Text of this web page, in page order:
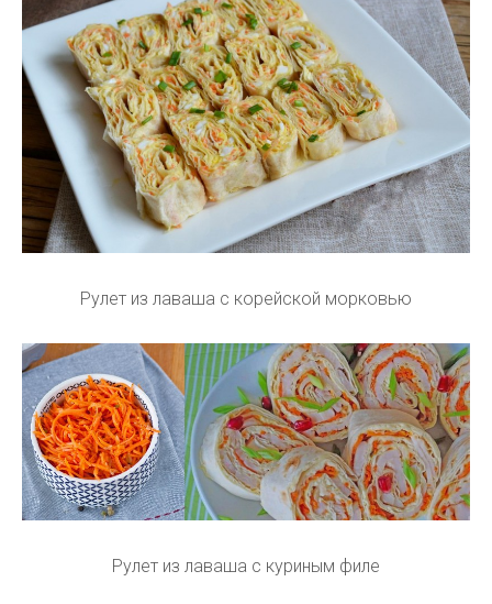
Рулет из лаваша с корейской морковью
Рулет из лаваша с куриным филе